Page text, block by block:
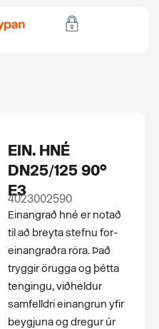
EIN. HNÉ
DN25/125 90°
E3
4023002590
Einangrað hné er notað
til að breyta stefnu for­
einangraðra röra. Það
tryggir örugga og þétta
tengingu, viðheldur
samfelldri einangrun yfir
beygjuna og dregur úr